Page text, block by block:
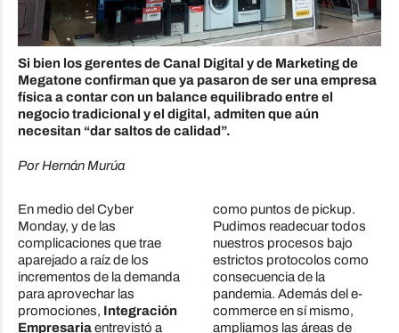
Si bien los gerentes de Canal Digital y de Marketing de
Megatone confirman que ya pasaron de ser una empresa
física a contar con un balance equilibrado entre el
negocio tradicional y el digital, admiten que aún
necesitan “dar saltos de calidad”.
Por Hernán Murúa
En medio del Cyber
Monday, y de las
complicaciones que trae
aparejado a raíz de los
incrementos de la demanda
para aprovechar las
promociones, Integración
Empresariaentrevistó a
como puntos de pickup.
Pudimos readecuar todos
nuestros procesos bajo
estrictos protocolos como
consecuencia de la
pandemia. Además del e-
commerce en sí mismo,
ampliamos las áreas de